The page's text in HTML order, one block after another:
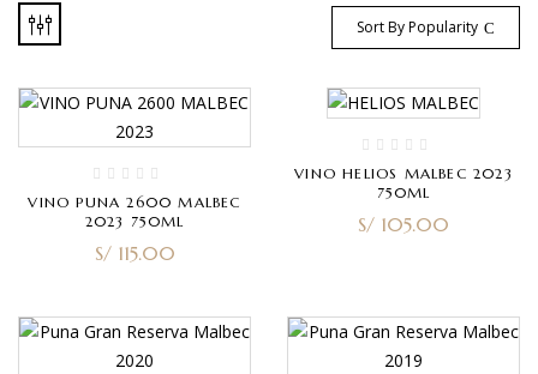
Sort By Popularity
VINO PUNA 2600 MALBEC
2023 750ML
S/115.00
VINO HELIOS MALBEC 2023
750ML
S/ 105.00